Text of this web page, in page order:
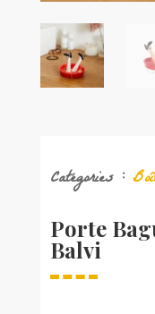
Catégories :
Porte
Balvi